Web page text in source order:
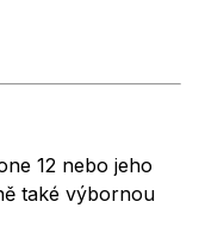
12 nebo jeho
také výbornou